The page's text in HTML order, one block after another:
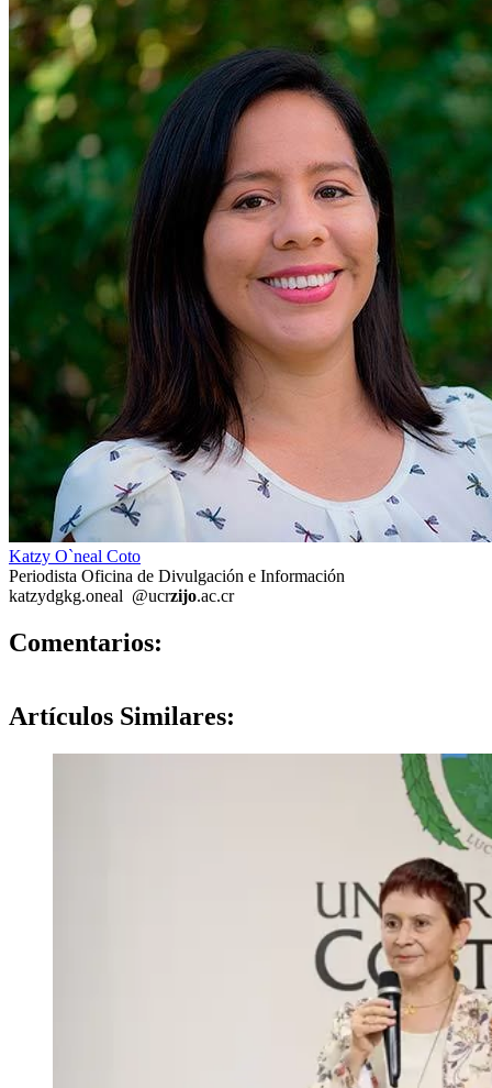
Katzy O`neal Coto
Periodista Oficina de Divulgación e Información
katzydgkg.oneal @ucrzijo.ac.cr
Comentarios:
Artículos Similares: